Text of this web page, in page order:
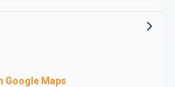
Google Maps